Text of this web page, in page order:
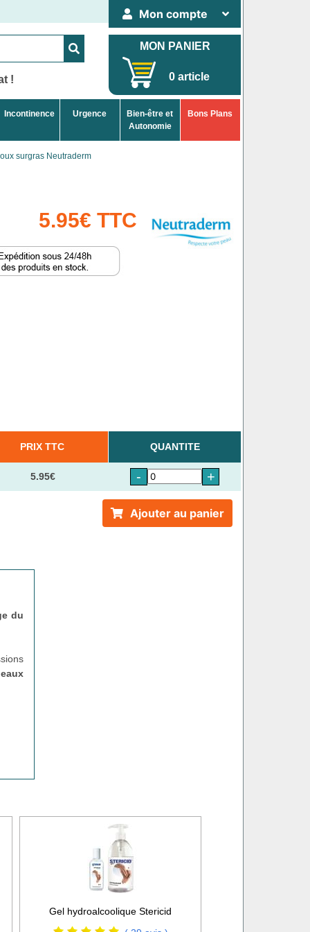
Mon compte
!
MON PANIER
0 article
Incontinence Urgence
Bien-être et
Autonomie
Bons Plans
surgras Neutraderm
5.95€ TTC
PRIX TTC QUANTITE
5.95€ - +
Ajouter au panier
du
Gel hydroalcoolique Stericid